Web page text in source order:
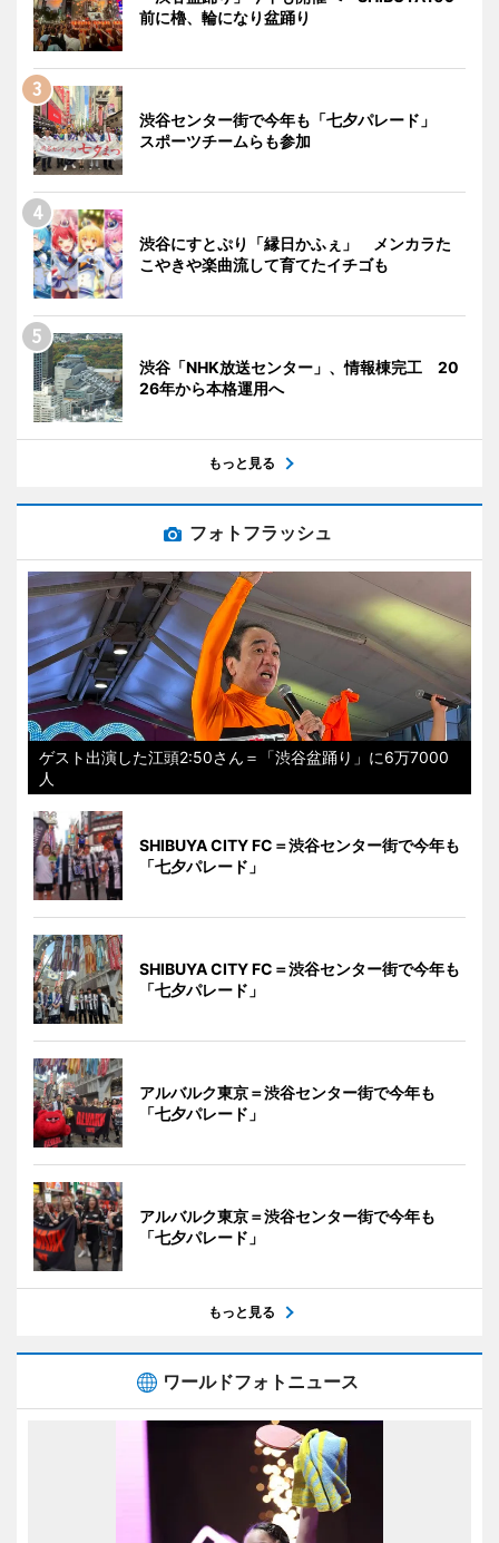
前に櫓、輪になり盆踊り
渋谷センター街で今年も「七夕パレード」
スポーツチームらも参加
渋谷にすとぷり「縁日かふぇ」 メンカラた
こやきや楽曲流して育てたイチゴも
渋谷「NHK放送センター」、情報棟完工 20
26年から本格運用へ
もっと見る
フォトフラッシュ
ゲスト出演した江頭2:50さん＝「渋谷盆踊り」に6万7000
人
SHIBUYA CITY FC＝渋谷センター街で今年も
「七夕パレード」
SHIBUYA CITY FC＝渋谷センター街で今年も
「七夕パレード」
アルバルク東京＝渋谷センター街で今年も
「七夕パレード」
アルバルク東京＝渋谷センター街で今年も
「七夕パレード」
もっと見る
ワールドフォトニュース